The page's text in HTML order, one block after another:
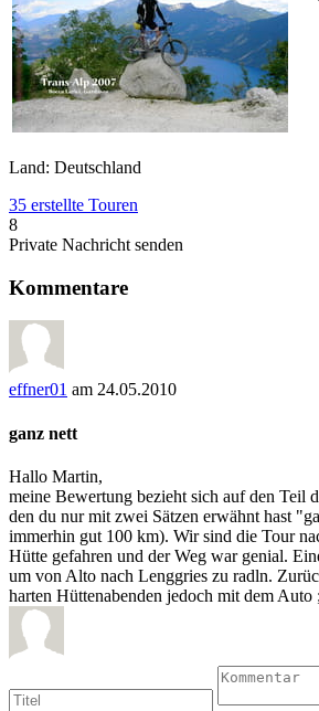
Land: Deutschland
35 erstellte Touren
8
Private Nachricht senden
Kommentare
effner01 am 24.05.2010
ganz nett
Hallo Martin,
meine Bewertung bezieht sich auf den Teil
den du nur mit zwei Sätzen erwähnt hast
immerhin gut 100 km). Wir sind die Tour
Hütte gefahren und der Weg war genial.
um von Alto nach Lenggries zu radln.
harten Hüttenabenden jedoch mit dem Auto